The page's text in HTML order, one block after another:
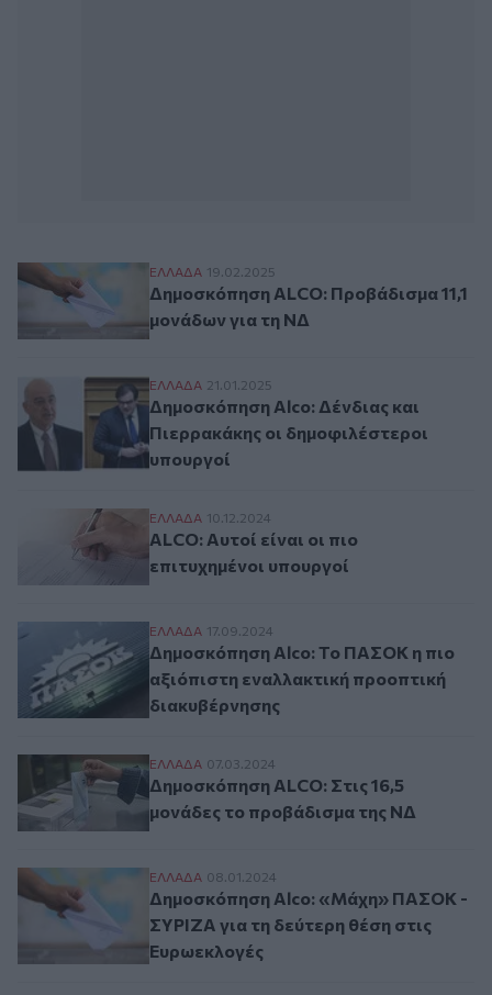
Δημοσκόπηση ALCO: Προβάδισμα 11,1
ΕΛΛAΔΑ 19.02.2025
Δημοσκόπηση ALCO: Προβάδισμα 11,1
μονάδων για τη ΝΔ
Δημοσκόπηση Alco: Δένδιας και
ΕΛΛAΔΑ 21.01.2025
Δημοσκόπηση Alco: Δένδιας και
Πιερρακάκης οι δημοφιλέστεροι
υπουργοί
ALCO: Αυτοί είναι οι πιο επιτυχημένοι
ΕΛΛAΔΑ 10.12.2024
ALCO: Αυτοί είναι οι πιο
επιτυχημένοι υπουργοί
Δημοσκόπηση Alco: Το ΠΑΣΟΚ η πιο
ΕΛΛAΔΑ 17.09.2024
Δημοσκόπηση Alco: Το ΠΑΣΟΚ η πιο
αξιόπιστη εναλλακτική προοπτική
διακυβέρνησης
Δημοσκόπηση ALCO: Στις 16,5 μονάδες
ΕΛΛAΔΑ 07.03.2024
Δημοσκόπηση ALCO: Στις 16,5
μονάδες το προβάδισμα της ΝΔ
Δημοσκόπηση Alco: «Μάχη» ΠΑΣΟΚ -
ΕΛΛAΔΑ 08.01.2024
Δημοσκόπηση Alco: «Μάχη» ΠΑΣΟΚ -
ΣΥΡΙΖΑ για τη δεύτερη θέση στις
Ευρωεκλογές